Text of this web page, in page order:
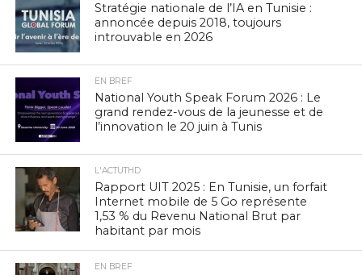
Stratégie nationale de l’IA en Tunisie :
annoncée depuis 2018, toujours
introuvable en 2026
EN BREF
National Youth Speak Forum 2026 : Le
grand rendez-vous de la jeunesse et de
l’innovation le 20 juin à Tunis
L'ACTUTHD
Rapport UIT 2025 : En Tunisie, un forfait
Internet mobile de 5 Go représente
1,53 % du Revenu National Brut par
habitant par mois
EN BREF